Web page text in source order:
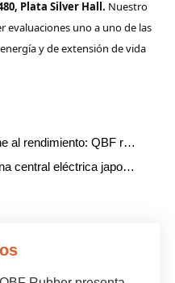
Plata Silver Hall. Nuestro
evaluaciones uno a uno de las
y de extensión de vida
presenta la línea de correas verdaderamente sin fin
cinta transportadora lateral de goma QBF